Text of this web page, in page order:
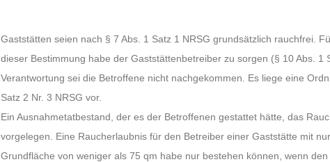
Gaststätten seien nach § 7 Abs. 1 Satz 1 NRSG grundsätzlich rauchfrei.
dieser Bestimmung habe der Gaststättenbetreiber zu sorgen (§ 10 Abs. 1
Verantwortung sei die Betroffene nicht nachgekommen. Es liege eine
Satz 2 Nr. 3 NRSG vor.
Ein Ausnahmetatbestand, der es der Betroffenen gestattet hätte, das
vorgelegen. Eine Raucherlaubnis für den Betreiber einer Gaststätte mit
Grundfläche von weniger als 75 qm habe nur bestehen können, wenn